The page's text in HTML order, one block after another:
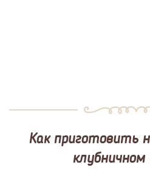
Как приготовить
клубничном